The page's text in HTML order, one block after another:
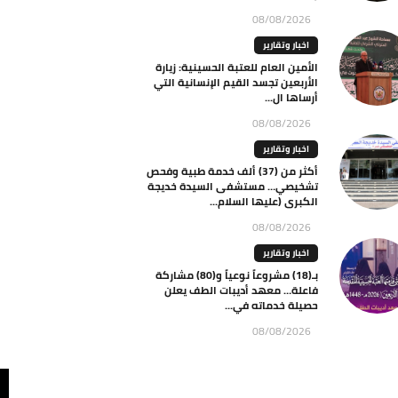
08/08/2026
اخبار وتقارير
الأمين العام للعتبة الحسينية: زيارة
الأربعين تجسد القيم الإنسانية التي
أرساها ال...
08/08/2026
اخبار وتقارير
أكثر من (37) ألف خدمة طبية وفحص
تشخيصي… مستشفى السيدة خديجة
الكبرى (عليها السلام...
08/08/2026
اخبار وتقارير
بـ(18) مشروعاً نوعياً و(80) مشاركة
فاعلة… معهد أديبات الطف يعلن
حصيلة خدماته في...
08/08/2026